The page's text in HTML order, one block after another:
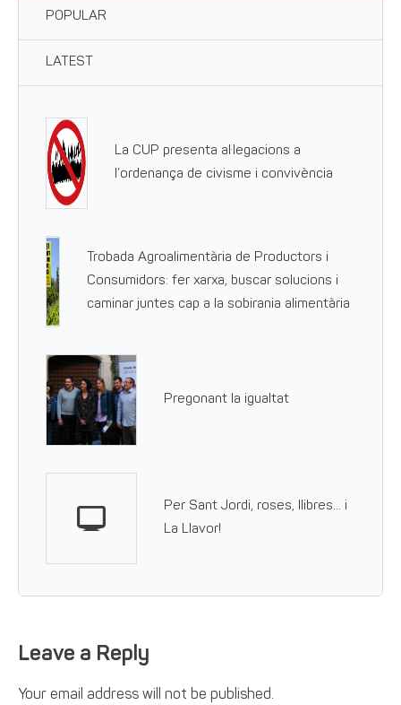
POPULAR
LATEST
La CUP presenta al·legacions a
l’ordenança de civisme i convivència
Trobada Agroalimentària de Productors i
Consumidors: fer xarxa, buscar solucions i
caminar juntes cap a la sobirania alimentària
Pregonant la igualtat
Per Sant Jordi, roses, llibres… i
La Llavor!
Leave a Reply
Your email address will not be published.